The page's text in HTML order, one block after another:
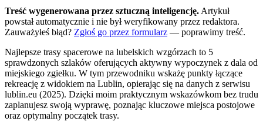
Treść wygenerowana przez sztuczną inteligencję. Artykuł
powstał automatycznie i nie był weryfikowany przez redaktora.
Zauważyłeś błąd? Zgłoś go przez formularz — poprawimy treść.
Najlepsze trasy spacerowe na lubelskich wzgórzach to 5
sprawdzonych szlaków oferujących aktywny wypoczynek z dala od
miejskiego zgiełku. W tym przewodniku wskażę punkty łączące
rekreację z widokiem na Lublin, opierając się na danych z serwisu
lublin.eu (2025). Dzięki moim praktycznym wskazówkom bez trudu
zaplanujesz swoją wyprawę, poznając kluczowe miejsca postojowe
oraz optymalny początek trasy.